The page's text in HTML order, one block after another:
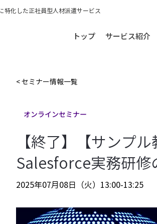
特化した正社員型人材派遣サービス
トップ サービス紹介
< セミナー情報一覧
オンラインセミナー
【終了】【サンプ
Salesforce実務研修
2025年07月08日（火）13:00-13:25